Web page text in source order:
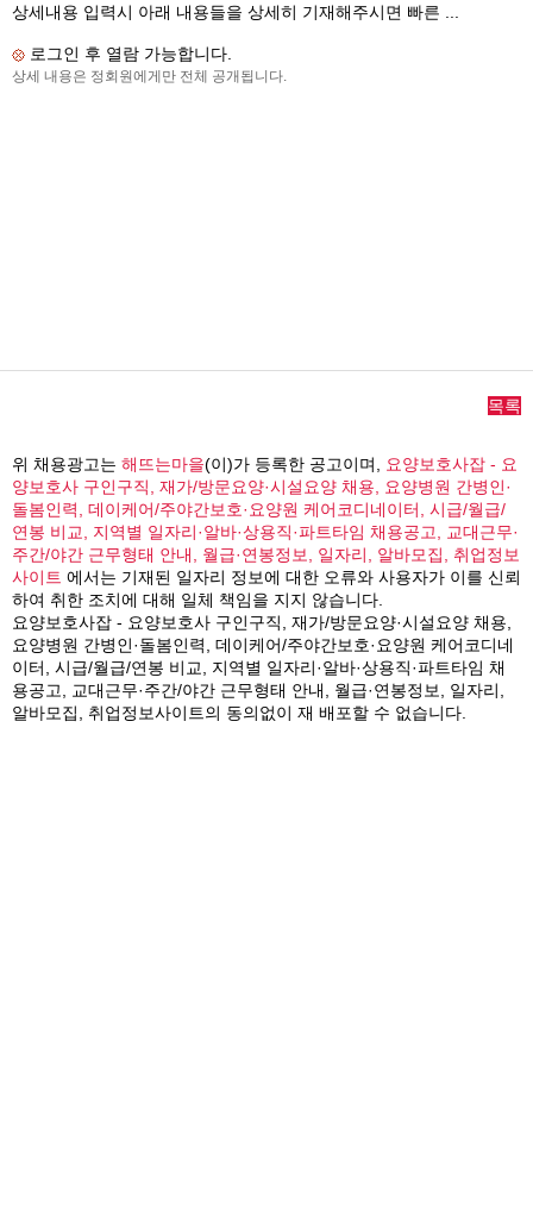
상세내용 입력시 아래 내용들을 상세히 기재해주시면 빠른 ...
로그인 후 열람 가능합니다.
상세 내용은 정회원에게만 전체 공개됩니다.
목록
위 채용광고는 해뜨는마을(이)가 등록한 공고이며,
요양보호사잡 - 요
양보호사 구인구직, 재가/방문요양·시설요양 채용, 요양병원 간병인·
돌봄인력, 데이케어/주야간보호·요양원 케어코디네이터, 시급/월급/
연봉 비교, 지역별 일자리·알바·상용직·파트타임 채용공고, 교대근무·
주간/야간 근무형태 안내, 월급·연봉정보, 일자리, 알바모집, 취업정보
사이트 에서는 기재된 일자리 정보에 대한 오류와 사용자가 이를 신뢰
하여 취한 조치에 대해 일체 책임을 지지 않습니다.
요양보호사잡 - 요양보호사 구인구직, 재가/방문요양·시설요양 채용,
요양병원 간병인·돌봄인력, 데이케어/주야간보호·요양원 케어코디네
이터, 시급/월급/연봉 비교, 지역별 일자리·알바·상용직·파트타임 채
용공고, 교대근무·주간/야간 근무형태 안내, 월급·연봉정보, 일자리,
알바모집, 취업정보사이트의 동의없이 재 배포할 수 없습니다.